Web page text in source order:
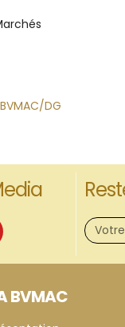
des Marchés
Naice
DG
BVMAC